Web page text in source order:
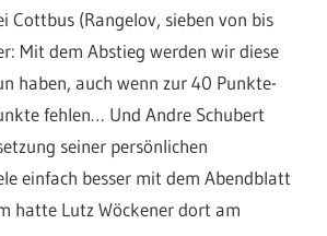
Cottbus (Rangelov, sieben von bis
Mit dem Abstieg werden wir diese
haben, auch wenn zur 40 Punkte-
fehlen… Und Andre Schubert
seiner persönlichen
einfach besser mit dem Abendblatt
hatte Lutz Wöckener dort am